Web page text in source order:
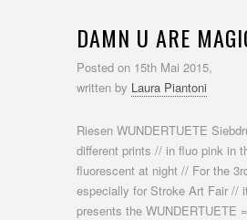
DAMN U ARE
Posted on 15th Mai 2015,
written by Laura Piantoni
Riesen WUNDERTUETE
different prints // in fluo pink in
fluorescent at night // For the
especially for Stroke Art Fair //
presents the WUNDERTUETE